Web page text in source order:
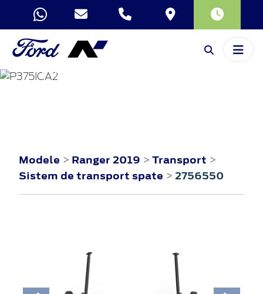
RANGER
Modele > Ranger 2019 > Transport >
Sistem de transport spate > 2756550